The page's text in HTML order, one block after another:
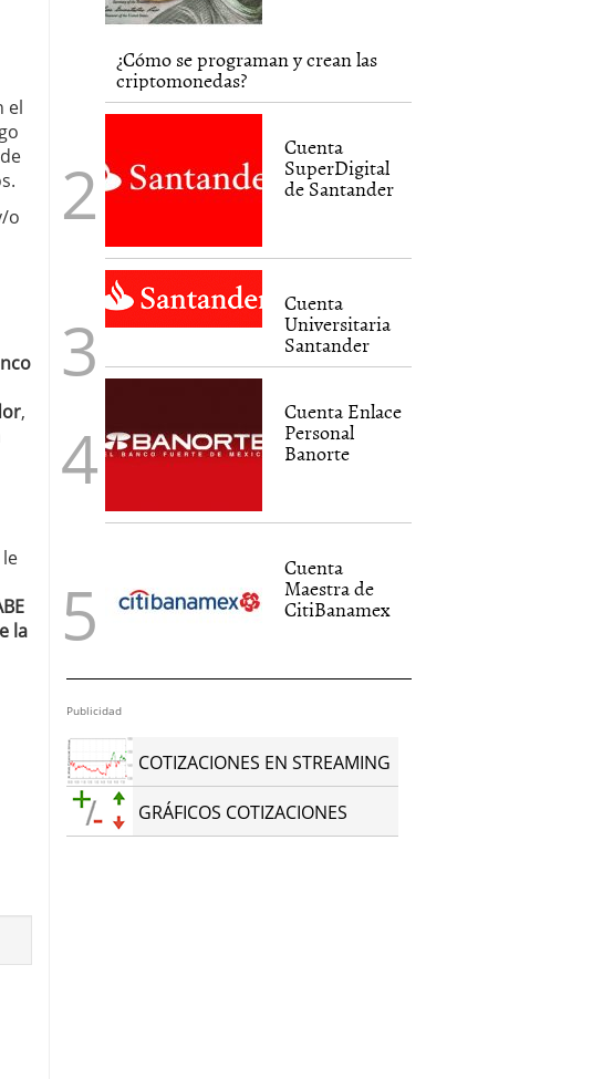
el
o
,
la
¿Cómo se programan y crean las
criptomonedas?
Cuenta
SuperDigital
de Santander
Cuenta
Universitaria
Santander
Cuenta Enlace
Personal
Banorte
Cuenta
Maestra de
CitiBanamex
Publicidad
COTIZACIONES EN STREAMING
GRÁFICOS COTIZACIONES